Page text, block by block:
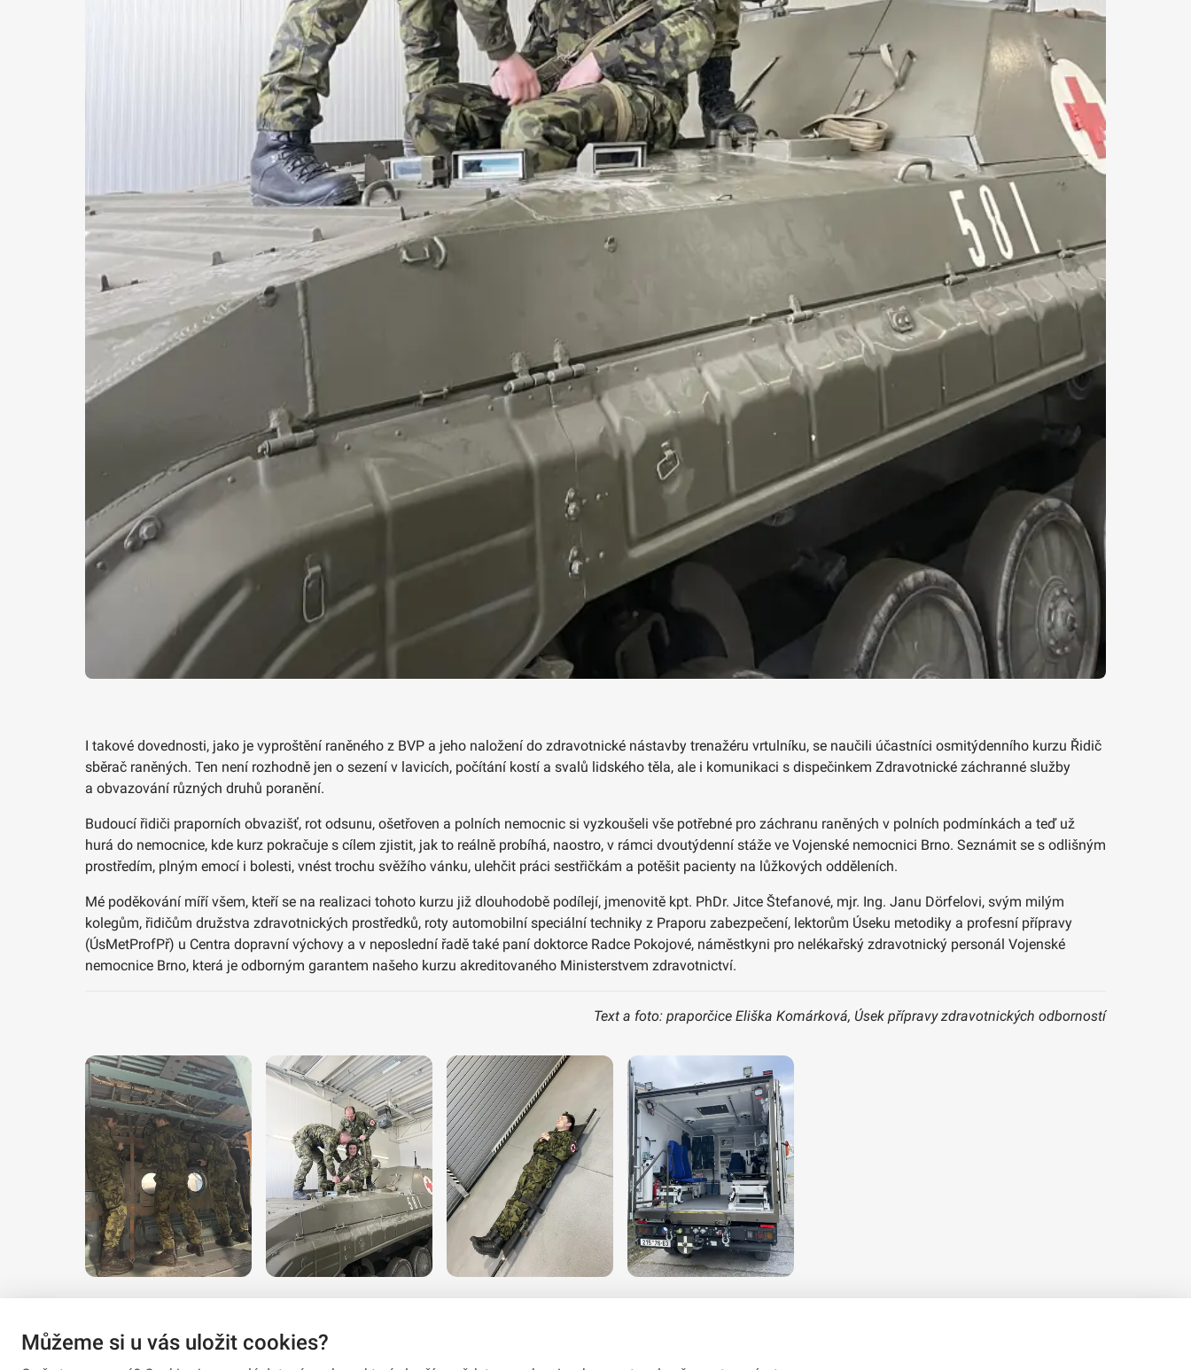
I takové dovednosti, jako je vyproštění raněného z BVP a jeho naložení do zdravotnické nástavby trenažéru vrtulníku, se naučili účastníci osmitýdenního kurzu Řidič
sběrač raněných. Ten není rozhodně jen o sezení v lavicích, počítání kostí a svalů lidského těla, ale i komunikaci s dispečinkem Zdravotnické záchranné služby
a obvazování různých druhů poranění.
Budoucí řidiči praporních obvazišť, rot odsunu, ošetřoven a polních nemocnic si vyzkoušeli vše potřebné pro záchranu raněných v polních podmínkách a teď už
hurá do nemocnice, kde kurz pokračuje s cílem zjistit, jak to reálně probíhá, naostro, v rámci dvoutýdenní stáže ve Vojenské nemocnici Brno. Seznámit se s odlišným
prostředím, plným emocí i bolesti, vnést trochu svěžího vánku, ulehčit práci sestřičkám a potěšit pacienty na lůžkových odděleních.
Mé poděkování míří všem, kteří se na realizaci tohoto kurzu již dlouhodobě podílejí, jmenovitě kpt. PhDr. Jitce Štefanové, mjr. Ing. Janu Dörfelovi, svým milým
kolegům, řidičům družstva zdravotnických prostředků, roty automobilní speciální techniky z Praporu zabezpečení, lektorům Úseku metodiky a profesní přípravy
(ÚsMetProfPř) u Centra dopravní výchovy a v neposlední řadě také paní doktorce Radce Pokojové, náměstkyni pro nelékařský zdravotnický personál Vojenské
nemocnice Brno, která je odborným garantem našeho kurzu akreditovaného Ministerstvem zdravotnictví.
Text a foto: praporčice Eliška Komárková, Úsek přípravy zdravotnických odborností
Můžeme si u vás uložit cookies?